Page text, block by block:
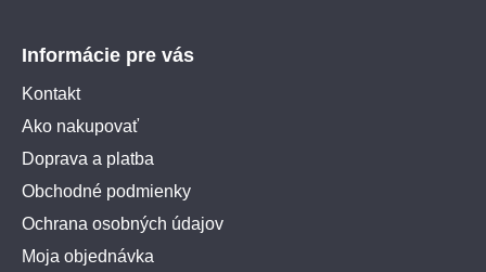
Informácie pre vás
Kontakt
Ako nakupovať
Doprava a platba
Obchodné podmienky
Ochrana osobných údajov
Moja objednávka